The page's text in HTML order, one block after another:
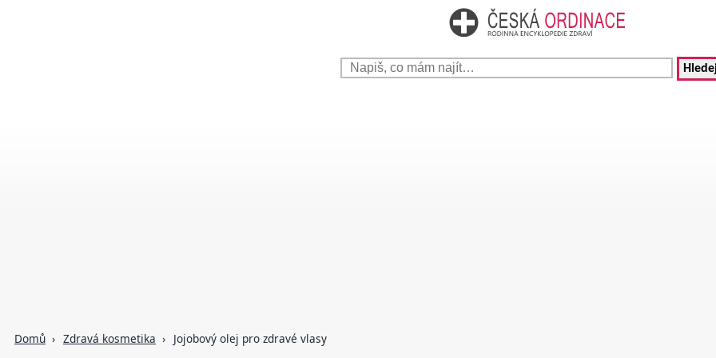
Domů Zdravá kosmetika Jojobový olej pro zdravé vlasy